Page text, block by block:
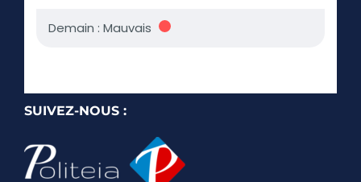
SUIVEZ-NOUS :